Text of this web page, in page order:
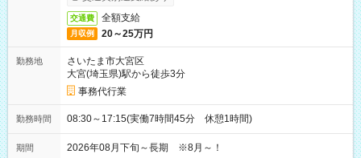
交通費 全額支給
月収例 20～25万円
勤務地
さいたま市大宮区
大宮(埼玉県)駅から徒歩3分
事務代行業
勤務時間 08:30～17:15(実働7時間45分 休憩1時間)
期間 2026年08月下旬～長期 ※8月～！